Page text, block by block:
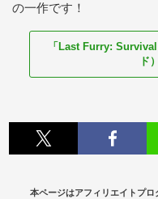
の一作です！
「Last Furry:
ド
本ページはアフィリエイトプ